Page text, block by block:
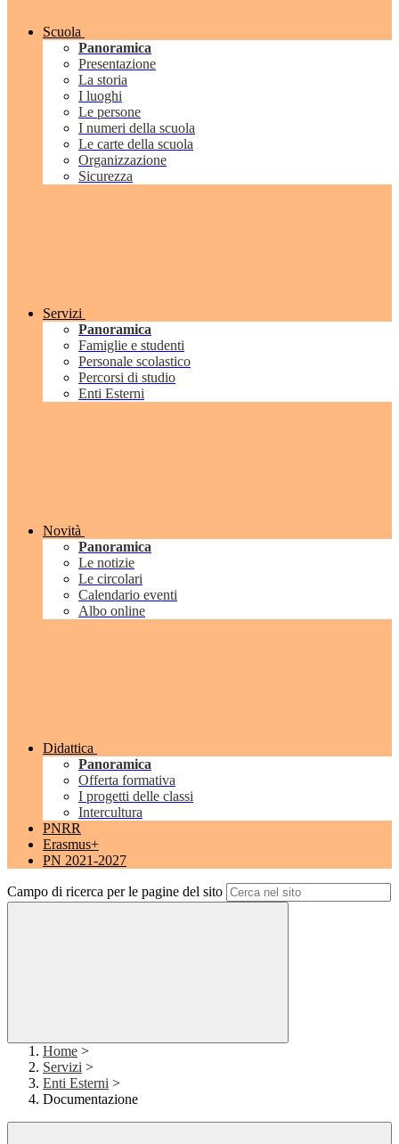
Scuola
Panoramica
Presentazione
La storia
I luoghi
Le persone
I numeri della scuola
Le carte della scuola
Organizzazione
Sicurezza
Servizi
Panoramica
Famiglie e studenti
Personale scolastico
Percorsi di studio
Enti Esterni
Novità
Panoramica
Le notizie
Le circolari
Calendario eventi
Albo online
Didattica
Panoramica
Offerta formativa
I progetti delle classi
Intercultura
PNRR
Erasmus+
PN 2021-2027
Campo di ricerca per le pagine del sito
Home >
Servizi >
Enti Esterni >
Documentazione